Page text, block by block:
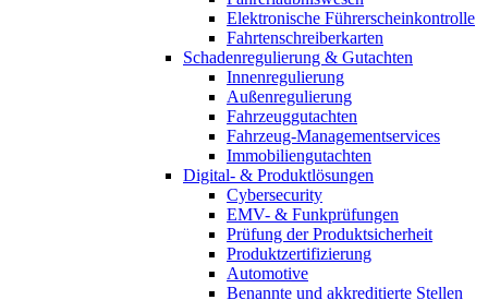
Elektronische Führerscheinkontrolle
Fahrtenschreiberkarten
Schadenregulierung & Gutachten
Innenregulierung
Außenregulierung
Fahrzeuggutachten
Fahrzeug-Managementservices
Immobiliengutachten
Digital- & Produktlösungen
Cybersecurity
EMV- & Funkprüfungen
Prüfung der Produktsicherheit
Produktzertifizierung
Automotive
Benannte und akkreditierte Stellen